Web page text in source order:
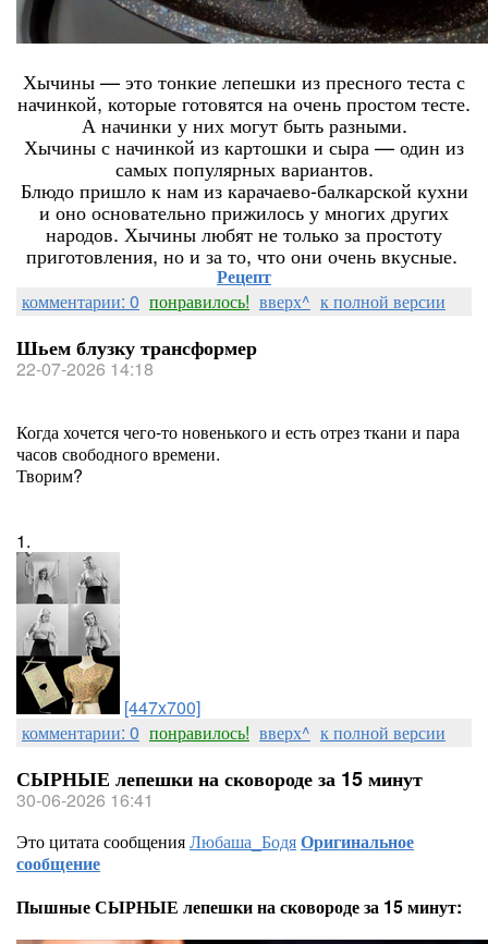
Хычины — это тонкие лепешки из пресного теста с
начинкой, которые готовятся на очень простом тесте.
А начинки у них могут быть разными.
Хычины с начинкой из картошки и сыра — один из
самых популярных вариантов.
Блюдо пришло к нам из карачаево-балкарской кухни
и оно основательно прижилось у многих других
народов. Хычины любят не только за простоту
приготовления, но и за то, что они очень вкусные.
Рецепт
комментарии: 0 понравилось! вверх^ к полной версии
Шьем блузку трансформер
22-07-2026 14:18
Когда хочется чего-то новенького и есть отрез ткани и пара
часов свободного времени.
Творим?
1.
[447x700]
комментарии: 0 понравилось! вверх^ к полной версии
СЫРНЫЕ лепешки на сковороде за 15 минут
30-06-2026 16:41
Это цитата сообщенияЛюбаша_БодяОригинальное
сообщение
Пышные СЫРНЫЕ лепешки на сковороде за 15 минут: